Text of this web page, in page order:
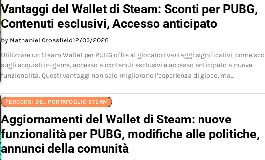
Vantaggi del Wallet di Steam: Sconti per PUBG,
Contenuti esclusivi, Accesso anticipato
by Nathaniel Crossfield12/03/2026
Utilizzare un Steam Wallet per PUBG offre ai giocatori vantaggi significativi, come
sugli acquisti in-game, accesso a contenuti esclusivi e accesso anticipato a nuove
funzionalità. Questi vantaggi non solo migliorano l’esperienza di gioco, ma…
PERCORSI DEL PORTAFOGLIO STEAM
Aggiornamenti del Wallet di Steam: nuove
funzionalità per PUBG, modifiche alle politiche,
annunci della comunità